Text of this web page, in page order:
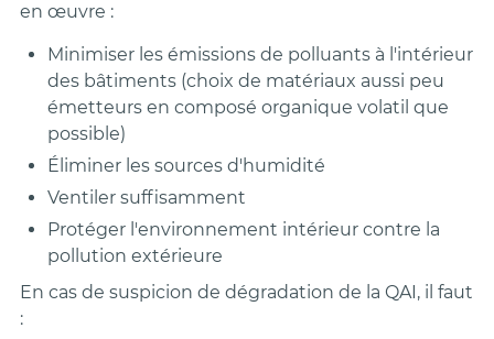
en œuvre :
Minimiser les émissions de polluants à l'intérieur
des bâtiments (choix de matériaux aussi peu
émetteurs en composé organique volatil que
possible)
Éliminer les sources d'humidité
Ventiler suffisamment
Protéger l'environnement intérieur contre la
pollution extérieure
En cas de suspicion de dégradation de la QAI, il faut
: